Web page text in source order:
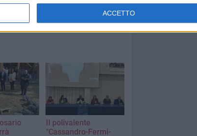
ACCETTO
Il polivalente
"Cassandro-Fermi-